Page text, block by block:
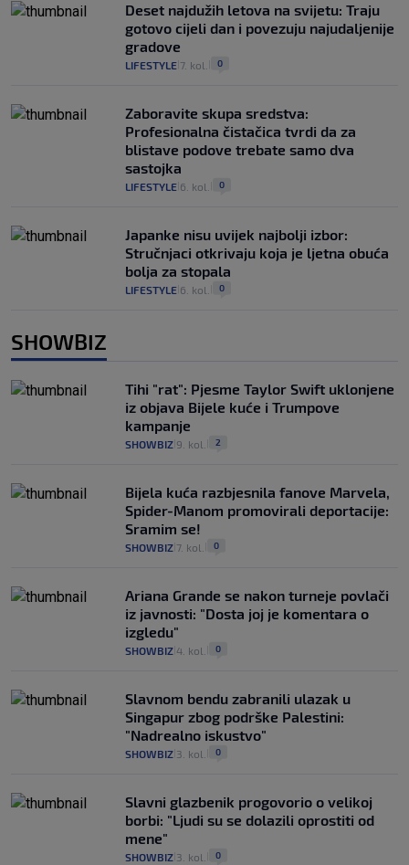
Deset najdužih letova na svijetu: Traju
gotovo cijeli dan i povezuju najudaljenije
gradove
LIFESTYLE 7. kol. 0
Zaboravite skupa sredstva:
Profesionalna čistačica tvrdi da za
blistave podove trebate samo dva
sastojka
LIFESTYLE 6. kol. 0
Japanke nisu uvijek najbolji izbor:
Stručnjaci otkrivaju koja je ljetna obuća
bolja za stopala
LIFESTYLE 6. kol. 0
SHOWBIZ
Tihi "rat": Pjesme Taylor Swift uklonjene
iz objava Bijele kuće i Trumpove
kampanje
SHOWBIZ 9. kol. 2
Bijela kuća razbjesnila fanove Marvela,
Spider-Manom promovirali deportacije:
Sramim se!
SHOWBIZ 7. kol. 0
Ariana Grande se nakon turneje povlači
iz javnosti: "Dosta joj je komentara o
izgledu"
SHOWBIZ 4. kol. 0
Slavnom bendu zabranili ulazak u
Singapur zbog podrške Palestini:
"Nadrealno iskustvo"
SHOWBIZ 3. kol. 0
Slavni glazbenik progovorio o velikoj
borbi: "Ljudi su se dolazili oprostiti od
mene"
SHOWBIZ 3. kol. 0